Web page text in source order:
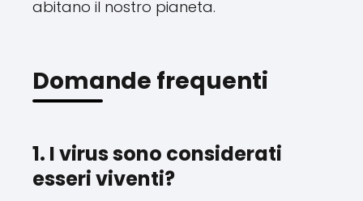
abitano il nostro pianeta.
Domande frequenti
1. I virus sono considerati
esseri viventi?